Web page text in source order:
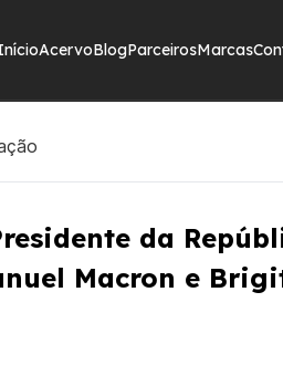
AcervoBlogParceirosMarcas
da
Macron e